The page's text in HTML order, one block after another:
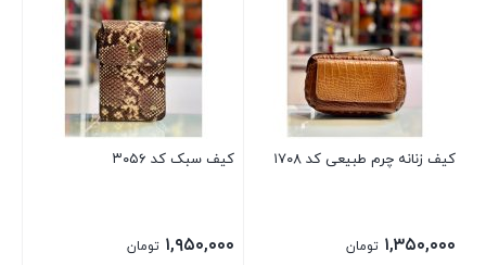
کیف زنانه چرم طبیعی کد ۱۷۰۸
۱,۳۵۰,۰۰۰ تومان
کیف سبک کد ۳۰۵۶
۱,۹۵۰,۰۰۰ تومان